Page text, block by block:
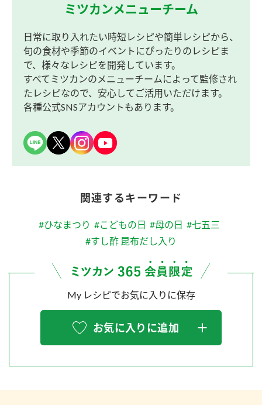
ミツカンメニューチーム
日常に取り入れたい時短レシピや簡単レシピから、
旬の食材や季節のイベントにぴったりのレシピま
で、様々なレシピを開発しています。
すべてミツカンのメニューチームによって監修され
たレシピなので、安心してご活用いただけます。
各種公式SNSアカウントもあります。
関連するキーワード
#ひなまつり #こどもの日 #母の日 #七五三
#すし酢 昆布だし入り
My レシピでお気に入りに保存
お気に入りに追加